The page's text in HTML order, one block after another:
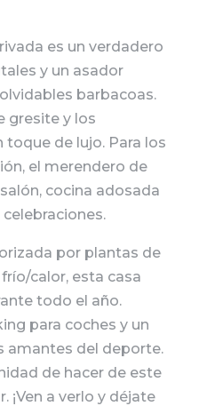
es un verdadero
y un asador
barbacoas.
gresite y los
de lujo. Para los
el merendero de
cocina adosada
por plantas de
calor, esta casa
todo el año.
para coches y un
amantes del deporte.
de hacer de este
¡Ven a verlo y déjate